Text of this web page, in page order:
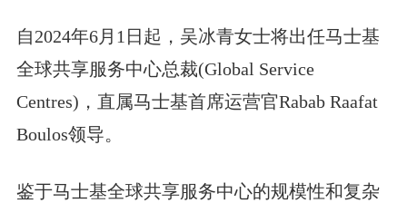
自2024年6月1日起，吴冰青女士将出任马士基
全球共享服务中心总裁(Global Service
Centres)，直属马士基首席运营官Rabab Raafat
Boulos领导。
鉴于马士基全球共享服务中心的规模性和复杂